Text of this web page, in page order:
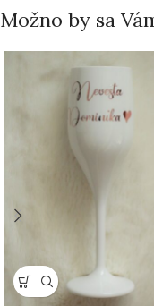
Možno by sa